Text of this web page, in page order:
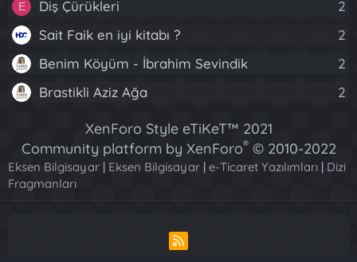
E Diş Çürükleri
2
Sait Faik en iyi kitabı ?
2
Benim Köyüm - İbrahim Sevindik
2
Brastikli Aziz Ağa
2
XenForo Style eTiKeT™ 2021
Community platform by XenForo® © 2010-2022
XenForo Ltd.
[XGT] Forum statistics system
Eksen Bilgisayar | Eksen Bilgisayar | e-Ticaret Yazılımları | Dizi
Fragmanları
R